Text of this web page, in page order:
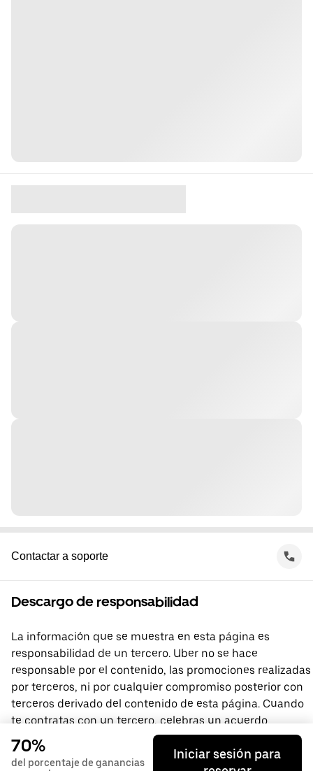
Contactar a soporte
Descargo de responsabilidad
La información que se muestra en esta página es
responsabilidad de un tercero. Uber no se hace
responsable por el contenido, las promociones realizadas
por terceros, ni por cualquier compromiso posterior con
terceros derivado del contenido de esta página. Cuando
te contratas con un tercero, celebras un acuerdo
directamente con él, del que Uber no forma parte. Si
tienes preguntas, comunícate directamente con el
70%
del porcentaje de ganancias
Iniciar sesión para